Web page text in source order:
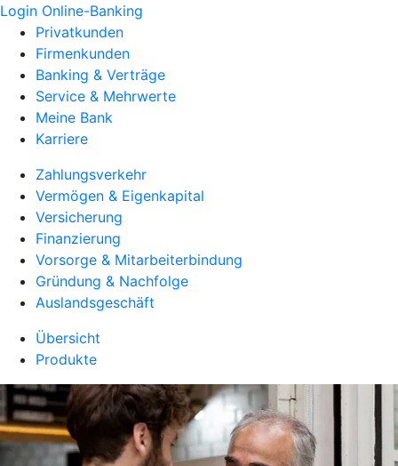
Login Online-Banking
Privatkunden
Firmenkunden
Banking & Verträge
Service & Mehrwerte
Meine Bank
Karriere
Zahlungsverkehr
Vermögen & Eigenkapital
Versicherung
Finanzierung
Vorsorge & Mitarbeiterbindung
Gründung & Nachfolge
Auslandsgeschäft
Übersicht
Produkte